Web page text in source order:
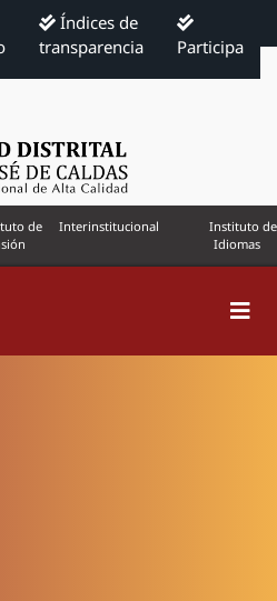
Índices de
transparencia
Participa
de
Interinstitucional
Instituto de
Idiomas